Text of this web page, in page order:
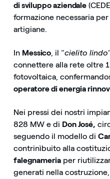
di sviluppo aziendale
formazione necessaria
artigiane.
In Messico, il “cielito lindo
connettere alla rete oltre
fotovoltaica,
operatore di energia
Nei pressi dei nostri
828 MW e di Don José,
seguendo il modello di
contrinìbuito alla
falegnameriaper
generati nella